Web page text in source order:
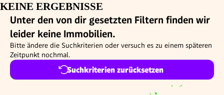
KEINE ERGEBNISSE
Unter den von dir gesetzten Filtern finden wir
leider keine Immobilien.
Bitte ändere die Suchkriterien oder versuch es zu einem späteren
Zeitpunkt nochmal.
Suchkriterien zurücksetzen